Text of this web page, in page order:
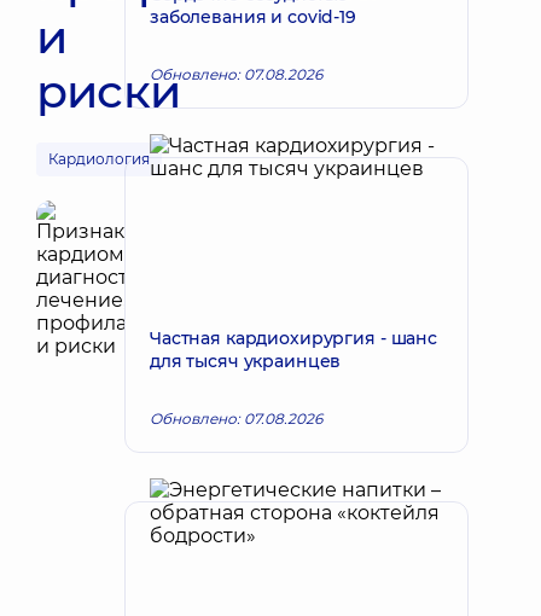
и
риски
Кардиология
заболевания и covid-19
Обновлено: 07.08.2026
Частная кардиохирургия - шанс
для тысяч украинцев
Обновлено: 07.08.2026